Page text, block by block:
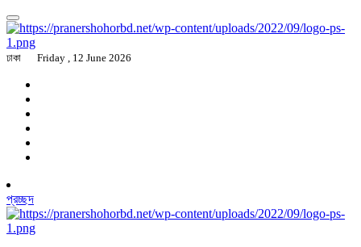
ঢাকা Friday , 12 June 2026
প্রচ্ছদ